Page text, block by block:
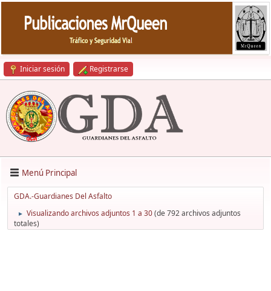
Iniciar sesión Registrarse
Menú Principal
GDA.-Guardianes Del Asfalto
► Visualizando archivos adjuntos 1 a 30(de 792 archivos adjuntos
totales)